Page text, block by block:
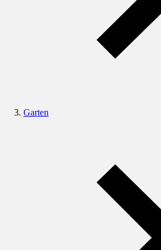
Garten